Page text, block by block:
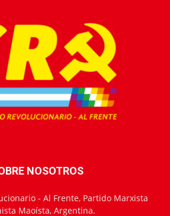
NOSOTROS
- Al Frente, Partido Marxista
Maoísta, Argentina.